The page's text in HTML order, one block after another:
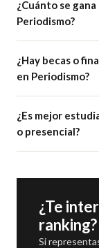
¿Cuánto se
Periodismo?
¿Hay becas o
en Periodismo?
¿Es mejor
o presencial?
¿Te
ranking?
Si